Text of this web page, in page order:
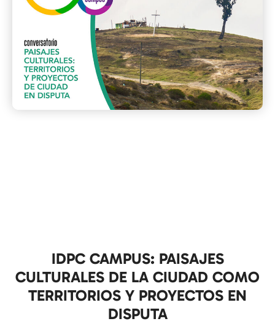
IDPC CAMPUS: PAISAJES
CULTURALES DE LA CIUDAD COMO
TERRITORIOS Y PROYECTOS EN
DISPUTA